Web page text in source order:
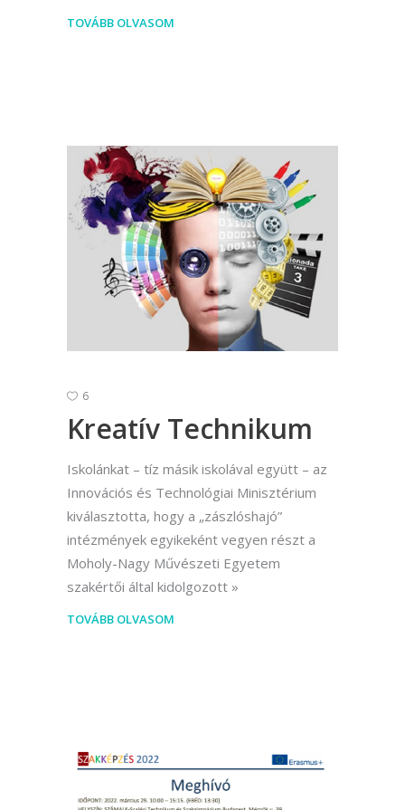
TOVÁBB OLVASOM
6
Kreatív Technikum
Iskolánkat – tíz másik iskolával együtt – az
Innovációs és Technológiai Minisztérium
kiválasztotta, hogy a „zászlóshajó”
intézmények egyikeként vegyen részt a
Moholy-Nagy Művészeti Egyetem
szakértői által kidolgozott
TOVÁBB OLVASOM